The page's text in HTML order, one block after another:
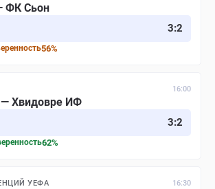
ФК Сьон
3:2
56%
16:00
— Хвидовре ИФ
3:2
62%
УЕФА 16:30